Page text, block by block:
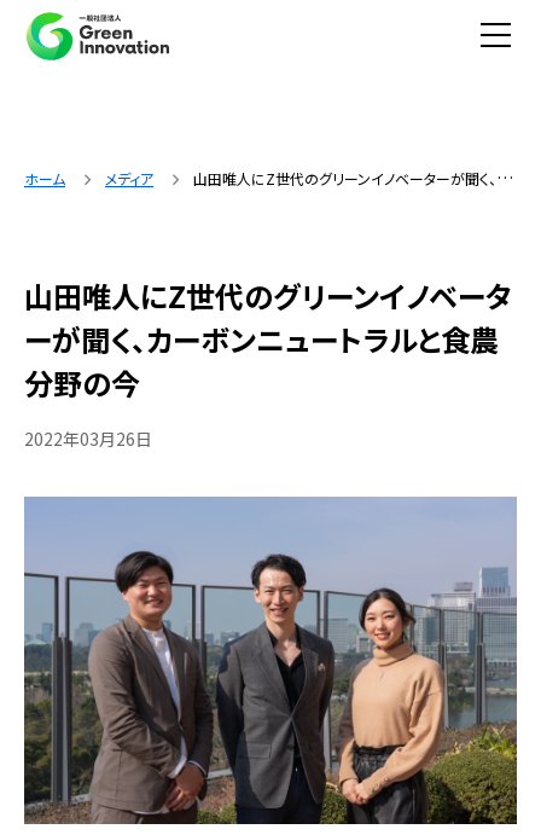
ホーム メディア 山田唯人にZ世代のグリーンイノベーターが聞く、カーボンニュートラルと食農分野の今
山田唯人にZ世代のグリーンイノベータ
ーが聞く、カーボンニュートラルと食農
分野の今
2022年03月26日